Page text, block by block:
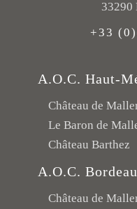
33290
+33
A.O.C. Haut-
Château de
Le Baron de
Château Barthez
A.O.C.
Château de